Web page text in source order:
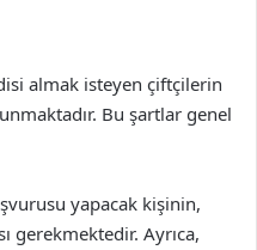
almak isteyen çiftçilerin
Bu şartlar genel
yapacak kişinin,
gerekmektedir. Ayrıca,